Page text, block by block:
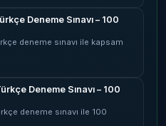
Deneme Sınavı – 100
deneme sınavı ile kapsam
Deneme Sınavı – 100
deneme sınavı ile 100